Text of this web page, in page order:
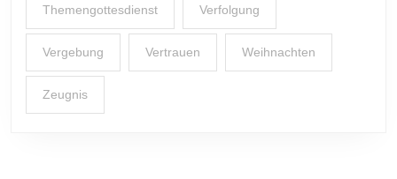
Themengottesdienst Verfolgung
Vergebung Vertrauen Weihnachten
Zeugnis